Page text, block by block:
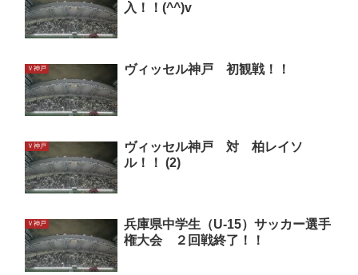
入！！(^^)v
Ｖ神戸 ヴィッセル神戸 初観戦！！
Ｖ神戸
ヴィッセル神戸 対 柏レイソ
ル！！ (2)
Ｖ神戸
兵庫県中学生（U-15）サッカー選手
権大会 ２回戦終了！！